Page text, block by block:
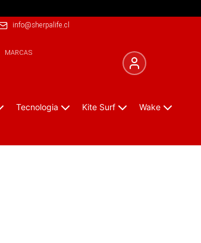
info@sherpalife.cl
MARCAS
Tecnologia Kite Surf Wake